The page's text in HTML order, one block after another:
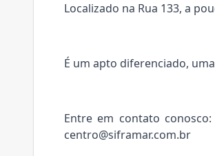
Localizado na Rua 133, a
É um apto diferenciado,
Entre em contato
centro@siframar.com.br